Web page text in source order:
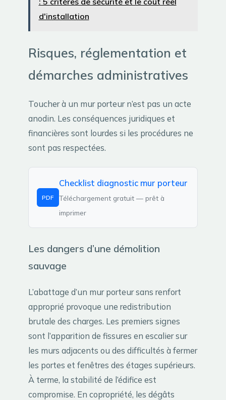
d'installation
Risques, réglementation et
démarches administratives
Toucher à un mur porteur n’est pas un acte
anodin. Les conséquences juridiques et
financières sont lourdes si les procédures ne
sont pas respectées.
PDF
Checklist diagnostic mur porteur
Téléchargement gratuit — prêt à
imprimer
Les dangers d’une démolition
sauvage
L’abattage d’un mur porteur sans renfort
approprié provoque une redistribution
brutale des charges. Les premiers signes
sont l’apparition de fissures en escalier sur
les murs adjacents ou des difficultés à fermer
les portes et fenêtres des étages supérieurs.
À terme, la stabilité de l’édifice est
compromise. En copropriété, les dégâts